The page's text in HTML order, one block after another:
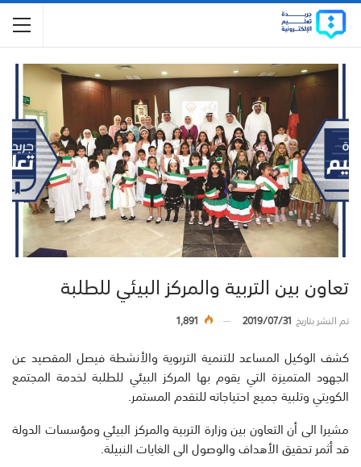
تعاون بين التربية والمركز البيئي للطلبة
تم النشر بتاريخ 2019/07/31
1,891
كشف الوكيل المساعد للتنمية التربوية والأنشطة فيصل المقصيد عن
الجهود المتميزة التي يقوم بها المركز البيئي للطلبة لخدمة المجتمع
الكويتي وتلبية جميع احتياجاته للتقدم المستمر.
مشيرا الى أن التعاون بين وزارة التربية والمركز البيئي ومؤسسات الدولة
قد أثمر تحقيق الأهداف والوصول الى الغايات النبيلة.